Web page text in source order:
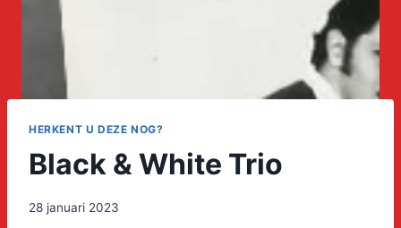
HERKENT U DEZE NOG?
Black & White Trio
28 januari 2023